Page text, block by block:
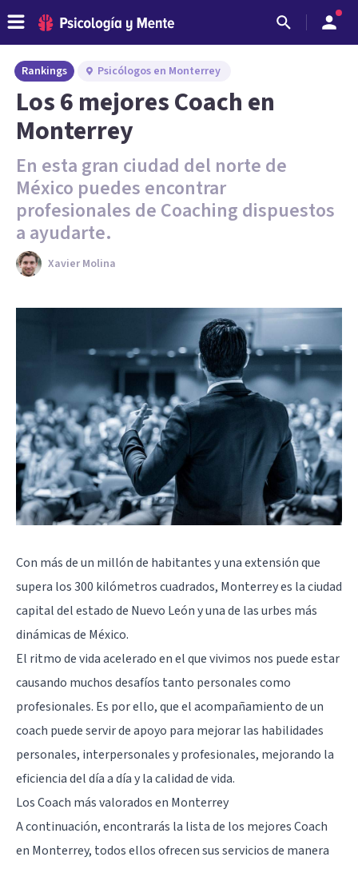
Rankings Psicólogos en Monterrey
Los 6 mejores Coach en
Monterrey
En esta gran ciudad del norte de
México puedes encontrar
profesionales de Coaching dispuestos
a ayudarte.
Xavier Molina
Con más de un millón de habitantes y una extensión que
supera los 300 kilómetros cuadrados, Monterrey es la ciudad
capital del estado de Nuevo León y una de las urbes más
dinámicas de México.
El ritmo de vida acelerado en el que vivimos nos puede estar
causando muchos desafíos tanto personales como
profesionales. Es por ello, que el acompañamiento de un
coach puede servir de apoyo para mejorar las habilidades
personales, interpersonales y profesionales, mejorando la
eficiencia del día a día y la calidad de vida.
Los Coach más valorados en Monterrey
A continuación, encontrarás la lista de los mejores Coach
en Monterrey, todos ellos ofrecen sus servicios de manera